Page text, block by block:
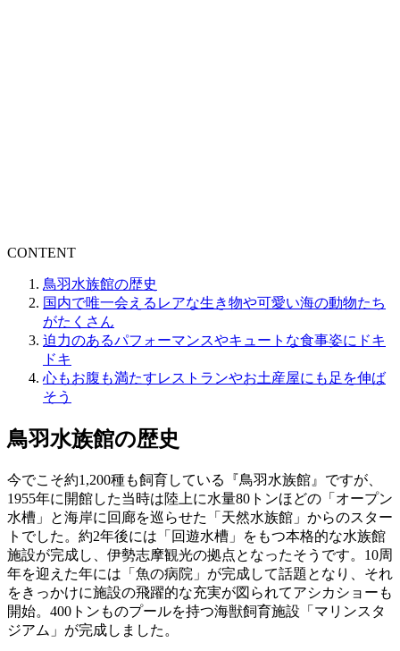
CONTENT
鳥羽水族館の歴史
国内で唯一会えるレアな生き物や可愛い海の動物たち
がたくさん
迫力のあるパフォーマンスやキュートな食事姿にドキ
ドキ
心もお腹も満たすレストランやお土産屋にも足を伸ば
そう
鳥羽水族館の歴史
今でこそ約1,200種も飼育している『鳥羽水族館』ですが、
1955年に開館した当時は陸上に水量80トンほどの「オープン
水槽」と海岸に回廊を巡らせた「天然水族館」からのスター
トでした。約2年後には「回遊水槽」をもつ本格的な水族館
施設が完成し、伊勢志摩観光の拠点となったそうです。10周
年を迎えた年には「魚の病院」が完成して話題となり、それ
をきっかけに施設の飛躍的な充実が図られてアシカショーも
開始。400トンものプールを持つ海獣飼育施設「マリンスタ
ジアム」が完成しました。